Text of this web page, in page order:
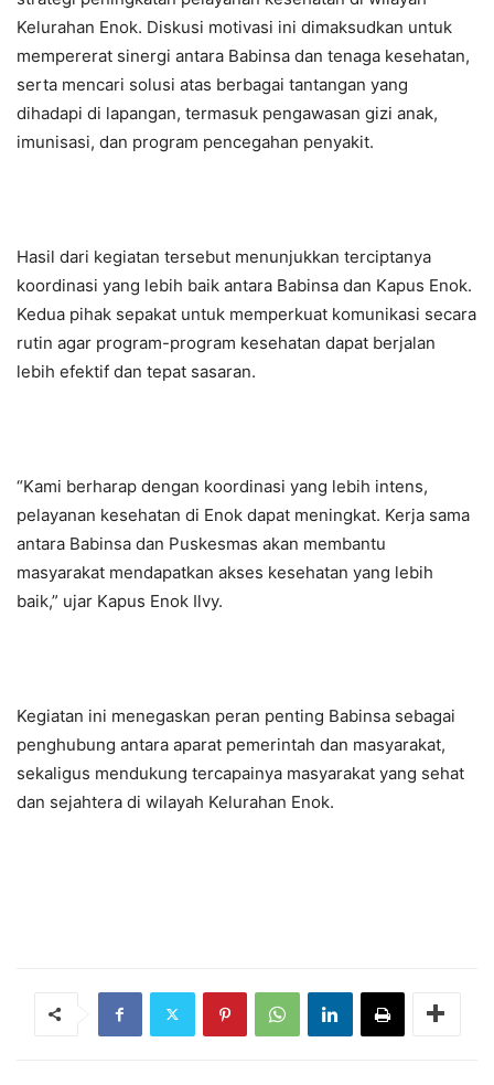
Kelurahan Enok. Diskusi motivasi ini dimaksudkan untuk
mempererat sinergi antara Babinsa dan tenaga kesehatan,
serta mencari solusi atas berbagai tantangan yang
dihadapi di lapangan, termasuk pengawasan gizi anak,
imunisasi, dan program pencegahan penyakit.
Hasil dari kegiatan tersebut menunjukkan terciptanya
koordinasi yang lebih baik antara Babinsa dan Kapus Enok.
Kedua pihak sepakat untuk memperkuat komunikasi secara
rutin agar program-program kesehatan dapat berjalan
lebih efektif dan tepat sasaran.
“Kami berharap dengan koordinasi yang lebih intens,
pelayanan kesehatan di Enok dapat meningkat. Kerja sama
antara Babinsa dan Puskesmas akan membantu
masyarakat mendapatkan akses kesehatan yang lebih
baik,” ujar Kapus Enok Ilvy.
Kegiatan ini menegaskan peran penting Babinsa sebagai
penghubung antara aparat pemerintah dan masyarakat,
sekaligus mendukung tercapainya masyarakat yang sehat
dan sejahtera di wilayah Kelurahan Enok.